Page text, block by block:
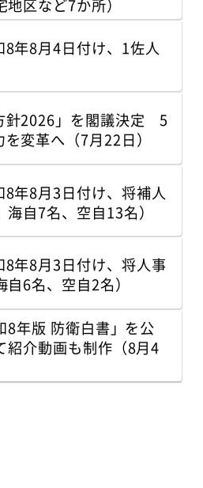
区など7か所）
年8月4日付け、1佐人
針2026」を閣議決定 5
変革へ（7月22日）
年8月3日付け、将補人
自7名、空自13名）
年8月3日付け、将人事
自6名、空自2名）
8年版 防衛白書」を公
介動画も制作（8月4